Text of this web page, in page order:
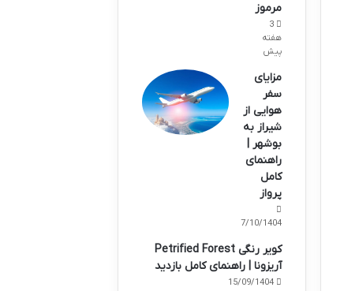
مرموز
3
هفته
پیش
مزایای
سفر
هوایی از
شیراز به
بوشهر |
راهنمای
کامل
پرواز
07/10/1404
کویر رنگی Petrified Forest
آریزونا | راهنمای کامل بازدید
15/09/1404